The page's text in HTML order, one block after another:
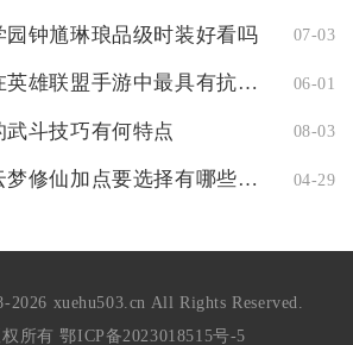
园钟馗琳琅品级时装好看吗 07-03
哪个英雄在英雄联盟手游中最具有抗打能力 06-01
武斗技巧有何特点 08-03
诛仙手游云梦修仙加点要选择有哪些要素 04-29
xuehu503.cn All Rights Reserved.
权所有鄂ICP备2023018515号-5